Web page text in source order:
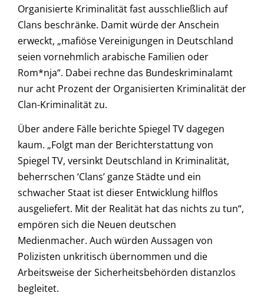
Organisierte Kriminalität fast ausschließlich auf
Clans beschränke. Damit würde der Anschein
erweckt, „mafiöse Vereinigungen in Deutschland
seien vornehmlich arabische Familien oder
Rom*nja“. Dabei rechne das Bundeskriminalamt
nur acht Prozent der Organisierten Kriminalität der
Clan-Kriminalität zu.
Über andere Fälle berichte Spiegel TV dagegen
kaum. „Folgt man der Berichterstattung von
Spiegel TV, versinkt Deutschland in Kriminalität,
beherrschen ‘Clans’ ganze Städte und ein
schwacher Staat ist dieser Entwicklung hilflos
ausgeliefert. Mit der Realität hat das nichts zu tun“,
empören sich die Neuen deutschen
Medienmacher. Auch würden Aussagen von
Polizisten unkritisch übernommen und die
Arbeitsweise der Sicherheitsbehörden distanzlos
begleitet.